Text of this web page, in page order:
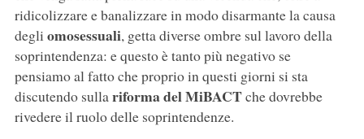
ridicolizzare e banalizzare in modo disarmante la causa
degli omosessuali, getta diverse ombre sul lavoro della
soprintendenza: e questo è tanto più negativo se
pensiamo al fatto che proprio in questi giorni si sta
discutendo sullariforma del MiBACTche dovrebbe
rivedere il ruolo delle soprintendenze.